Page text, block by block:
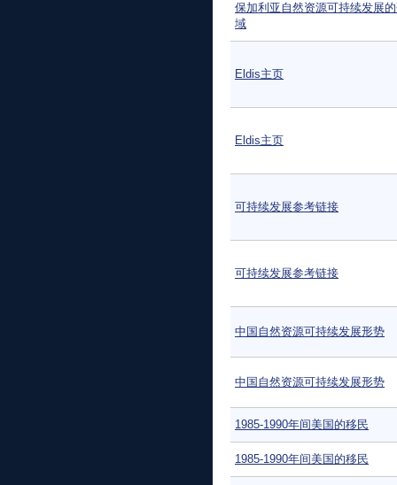
保加利亚自然资源可持续发展
域
Eldis主页
Eldis主页
可持续发展参考链接
可持续发展参考链接
中国自然资源可持续发展形势
中国自然资源可持续发展形势
1985-1990年间美国的移民
1985-1990年间美国的移民